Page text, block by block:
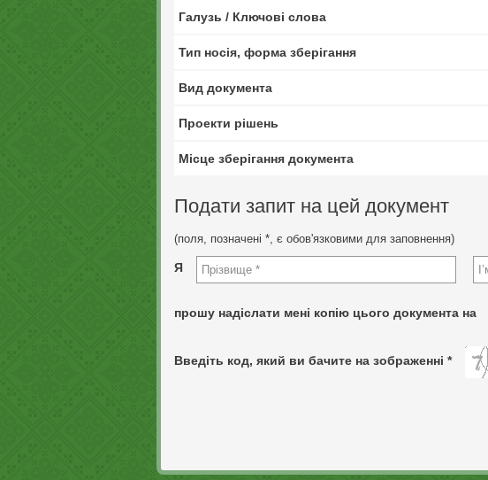
Галузь / Ключові слова
Тип носія, форма зберігання
Вид документа
Проекти рішень
Місце зберігання документа
Подати запит на цей документ
(поля, позначені *, є обов'язковими для заповнення)
Я
прошу надіслати мені копію цього документа на
Введіть код, який ви бачите на зображенні *